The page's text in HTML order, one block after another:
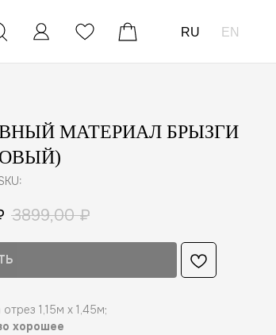
RU EN
МАТЕРИАЛ БРЫЗГИ
3899,00 ₽
1,15м х 1,45м;
хорошее